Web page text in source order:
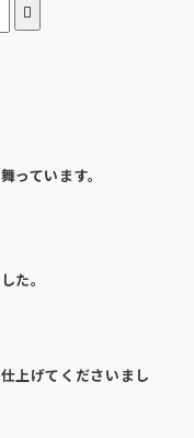
関わらず、
ただき、安心してお
ってくださり、
形に仕上げていただ
素晴らしく、
っています。
た。
上げてくださいまし